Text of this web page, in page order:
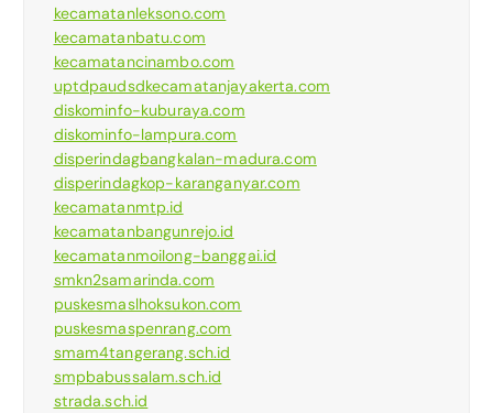
kecamatanleksono.com
kecamatanbatu.com
kecamatancinambo.com
uptdpaudsdkecamatanjayakerta.com
diskominfo-kuburaya.com
diskominfo-lampura.com
disperindagbangkalan-madura.com
disperindagkop-karanganyar.com
kecamatanmtp.id
kecamatanbangunrejo.id
kecamatanmoilong-banggai.id
smkn2samarinda.com
puskesmaslhoksukon.com
puskesmaspenrang.com
smam4tangerang.sch.id
smpbabussalam.sch.id
strada.sch.id